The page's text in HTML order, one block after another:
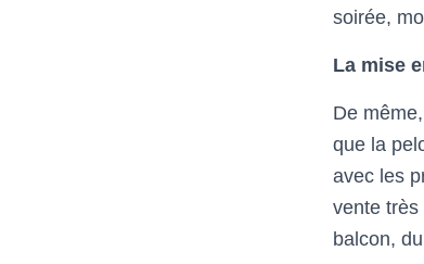
soirée,
La mise
De
que la
avec les
vente très
balcon,